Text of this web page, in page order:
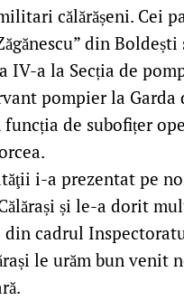
călărășeni. Cei
din
IV-a la Secția de
pompier la
funcția de subofițer
i-a prezentat pe
și le-a dorit
cadrul
le urăm bun venit